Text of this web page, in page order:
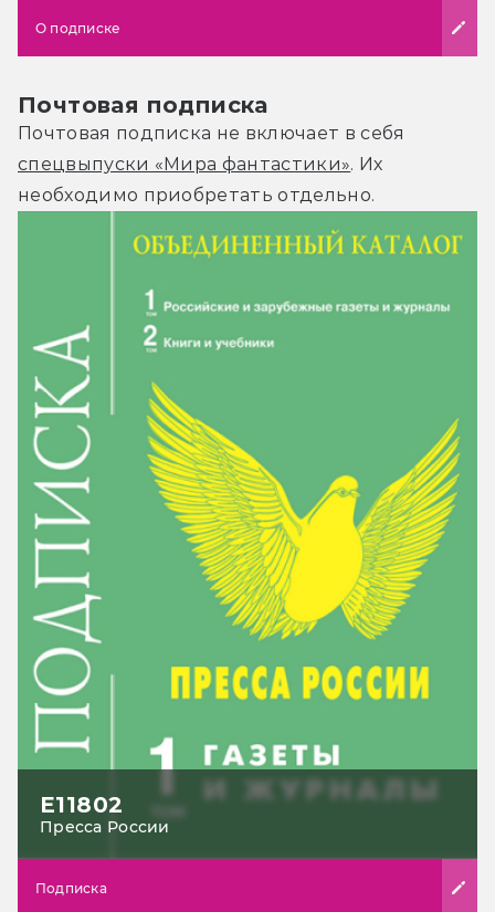
О подписке
Почтовая подписка
Почтовая подписка не включает в себя
спецвыпуски «Мира фантастики». Их
необходимо приобретать отдельно.
Е11802
Пресса России
Подписка